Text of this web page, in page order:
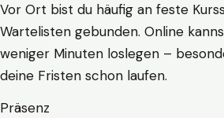
Vor Ort bist du häufig an feste
Wartelisten gebunden. Online
weniger Minuten loslegen –
deine Fristen schon laufen.
Präsenz